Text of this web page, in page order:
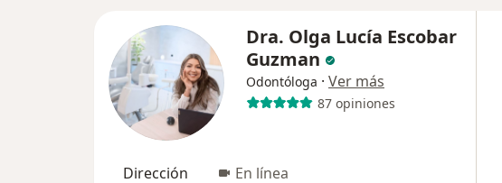
Dra. Olga Lucía Escobar
Guzman
Odontóloga · Ver más
87 opiniones
Dirección En línea